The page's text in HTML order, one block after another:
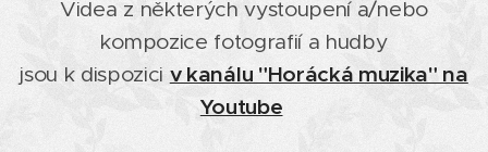
Videa z některých vystoupení a/nebo
kompozice fotografií a hudby
jsou k dispozici v kanálu "Horácká muzika" na
Youtube